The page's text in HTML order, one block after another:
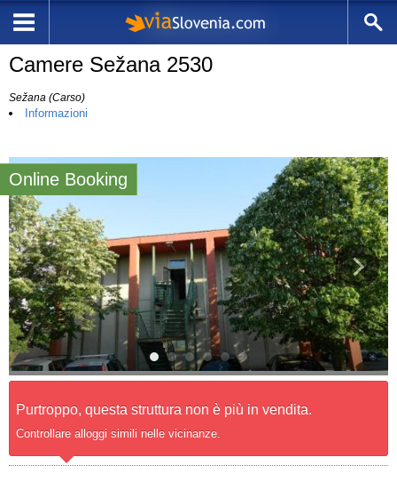
Camere Sežana 2530
Sežana (Carso)
Informazioni
Online Booking
Purtroppo, questa struttura non è più in vendita.
Controllare alloggi simili nelle vicinanze.